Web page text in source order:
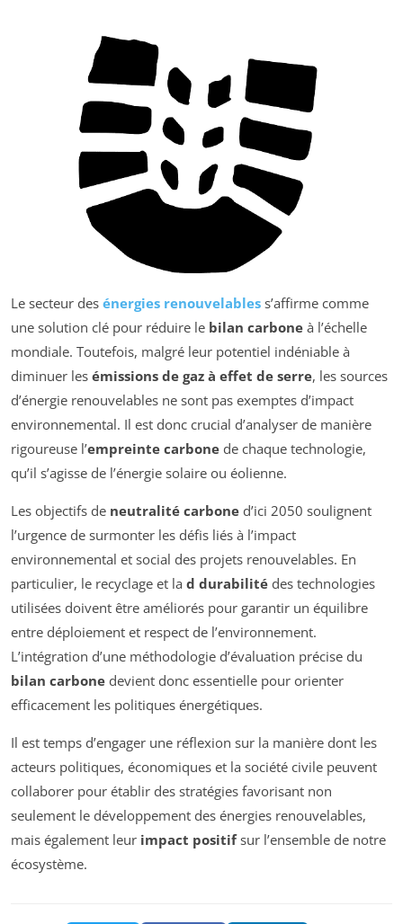
Le secteur des énergies renouvelables s’affirme comme
une solution clé pour réduire le bilan carbone à l’échelle
mondiale. Toutefois, malgré leur potentiel indéniable à
diminuer les émissions de gaz à effet de serre, les sources
d’énergie renouvelables ne sont pas exemptes d’impact
environnemental. Il est donc crucial d’analyser de manière
rigoureuse l’empreinte carbone de chaque technologie,
qu’il s’agisse de l’énergie solaire ou éolienne.
Les objectifs de neutralité carbone d’ici 2050 soulignent
l’urgence de surmonter les défis liés à l’impact
environnemental et social des projets renouvelables. En
particulier, le recyclage et la d durabilité des technologies
utilisées doivent être améliorés pour garantir un équilibre
entre déploiement et respect de l’environnement.
L’intégration d’une méthodologie d’évaluation précise du
bilan carbone devient donc essentielle pour orienter
efficacement les politiques énergétiques.
Il est temps d’engager une réflexion sur la manière dont les
acteurs politiques, économiques et la société civile peuvent
collaborer pour établir des stratégies favorisant non
seulement le développement des énergies renouvelables,
mais également leur impact positifsur l’ensemble de notre
écosystème.